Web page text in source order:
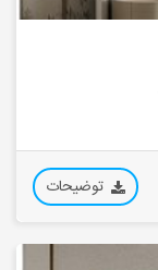
توضیحات